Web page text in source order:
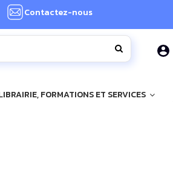
Contactez-nous
FORMATIONS ET SERVICES